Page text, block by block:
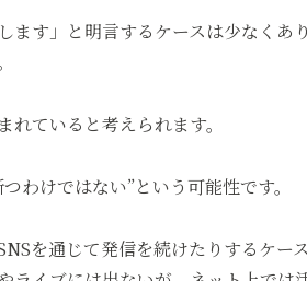
ます」と明言するケースは少なくあ
ていると考えられます。
わけではない”という可能性です。
を通じて発信を続けたりするケー